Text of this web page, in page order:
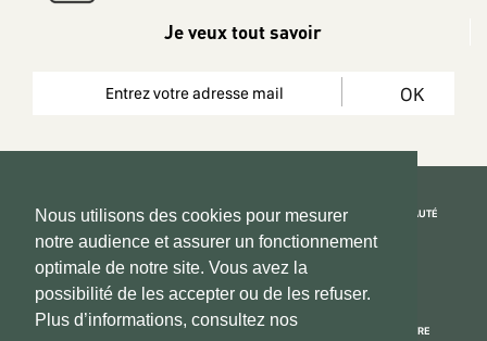
Nous utilisons des cookies pour mesurer
notre audience et assurer un fonctionnement
optimale de notre site. Vous avez la
possibilité de les accepter ou de les refuser.
Plus d’informations, consultez nos
Je veux tout savoir
OK
Copyright 2026 © www.hadeen-place.fr
Based on Kate&You MarketPlace’ solution
REJOIGNEZ LA COMMUNAUTÉ
ESPACE INFORMATIONS PAIEMENT SÉCURISÉ NOUS CONNAÎTRE